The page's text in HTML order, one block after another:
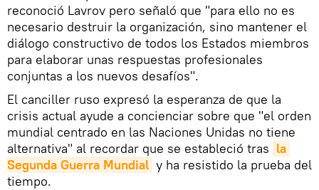
reconoció Lavrov pero señaló que "para ello no es
necesario destruir la organización, sino mantener el
diálogo constructivo de todos los Estados miembros
para elaborar unas respuestas profesionales
conjuntas a los nuevos desafíos".
El canciller ruso expresó la esperanza de que la
crisis actual ayude a concienciar sobre que "el orden
mundial centrado en las Naciones Unidas no tiene
alternativa" al recordar que se estableció tras la
Segunda Guerra Mundial y ha resistido la prueba del
tiempo.